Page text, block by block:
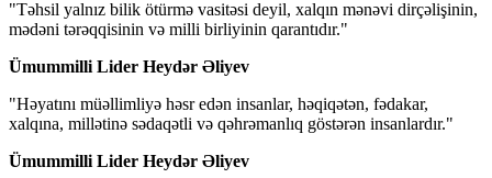
"Təhsil yalnız bilik ötürmə vasitəsi deyil, xalqın mənəvi dirçəlişinin,
mədəni tərəqqisinin və milli birliyinin qarantıdır."
Ümummilli Lider Heydər Əliyev
"Həyatını müəllimliyə həsr edən insanlar, həqiqətən, fədakar,
xalqına, millətinə sədaqətli və qəhrəmanlıq göstərən insanlardır."
Ümummilli Lider Heydər Əliyev